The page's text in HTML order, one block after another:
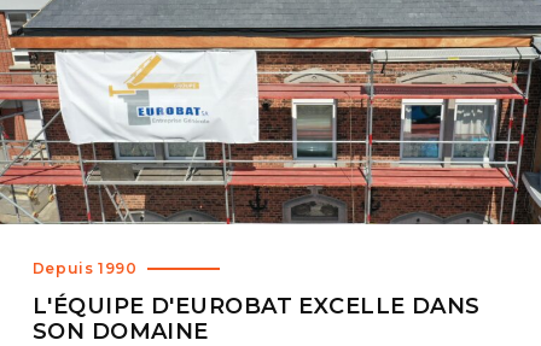
Depuis 1990
L'ÉQUIPE D'EUROBAT EXCELLE DANS
SON DOMAINE